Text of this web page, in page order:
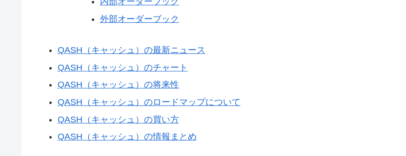
外部オーダーブック
QASH（キャッシュ）の最新ニュース
QASH（キャッシュ）のチャート
QASH（キャッシュ）の将来性
QASH（キャッシュ）のロードマップについて
QASH（キャッシュ）の買い方
QASH（キャッシュ）の情報まとめ